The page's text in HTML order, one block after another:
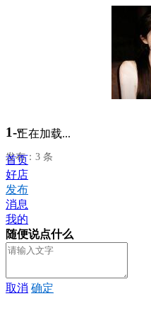
1-ʷ
发布：3 条
正在加载...
首页
好店
发布
消息
我的
随便说点什么
取消 确定